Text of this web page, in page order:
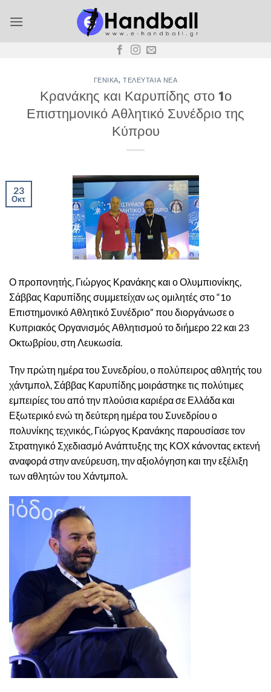
στο
ΓΕΝΙΚΆ,ΤΕΛΕΥΤΑΊΑ ΝΈΑ
Κρανάκης και Καρυπίδης στο 1ο
Επιστημονικό Αθλητικό Συνέδριο της
Κύπρου
23
Οκτ
Ο προπονητής, Γιώργος Κρανάκης και ο Ολυμπιονίκης,
Σάββας Καρυπίδης συμμετείχαν ως ομιλητές στο “1ο
Επιστημονικό Αθλητικό Συνέδριο” που διοργάνωσε ο
Κυπριακός Οργανισμός Αθλητισμού το διήμερο 22 και 23
Οκτωβρίου, στη Λευκωσία.
Την πρώτη ημέρα του Συνεδρίου, ο πολύπειρος αθλητής του
χάντμπολ, Σάββας Καρυπίδης μοιράστηκε τις πολύτιμες
εμπειρίες του από την πλούσια καριέρα σε Ελλάδα και
Εξωτερικό ενώ τη δεύτερη ημέρα του Συνεδρίου ο
πολυνίκης τεχνικός, Γιώργος Κρανάκης παρουσίασε τον
Στρατηγικό Σχεδιασμό Ανάπτυξης της ΚΟΧ κάνοντας εκτενή
αναφορά στην ανεύρευση, την αξιολόγηση και την εξέλιξη
των αθλητών του Χάντμπολ.